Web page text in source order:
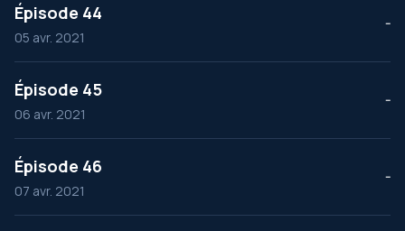
Épisode 44
05 avr. 2021
--
Épisode 45
06 avr. 2021
--
Épisode 46
07 avr. 2021
--